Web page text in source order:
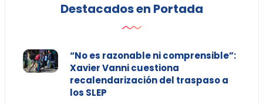
Destacados en Portada
“No es razonable ni comprensible”:
Xavier Vanni cuestiona
recalendarización del traspaso a
los SLEP